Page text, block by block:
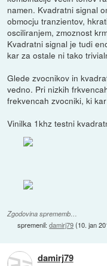
namen. Kvadratni signal
obmocju tranzientov,
osciliranjem, zmoznost
Kvadratni signal je tudi
kar za ostale ni tako
Glede zvocnikov in
vedno. Pri nizkih
frekvencah zvocniki, ki
Vinilka 1khz testni
Zgodovina sprememb…
spremenil:damirj79(10. jan
damirj79